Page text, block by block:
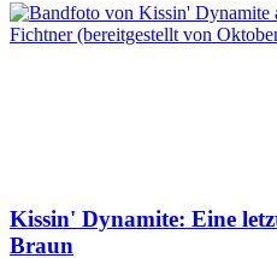
Kissin' Dynamite: Eine
Braun